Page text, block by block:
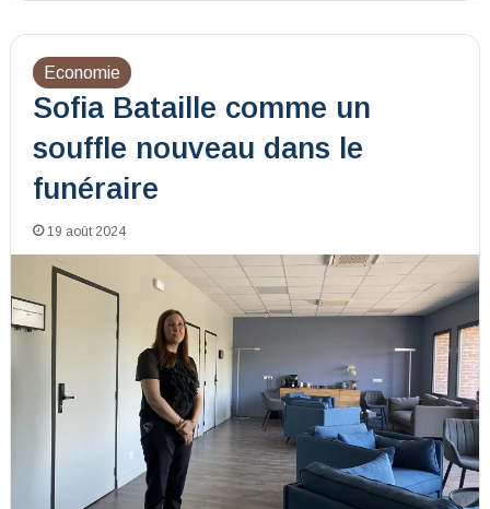
Economie
Sofia Bataille comme un
souffle nouveau dans le
funéraire
19 août 2024